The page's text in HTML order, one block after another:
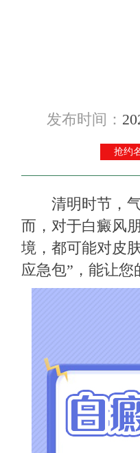
发布时间：
抢约
清明时节，气
而，对于白癜风
境，都可能对皮
应急包”，能让您